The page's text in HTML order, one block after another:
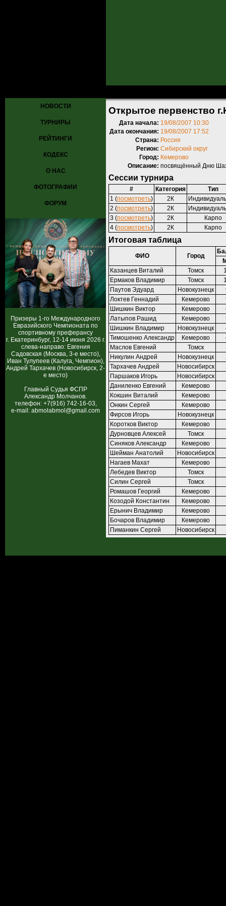
НОВОСТИ
ТУРНИРЫ
РЕЙТИНГИ
КОДЕКС
О НАС
ФОТОГРАФИИ
ФОРУМ
Призеры 1-го Международного
Евразийского Чемпионата по
спортивному преферансу
г. Екатеринбург, 12-14 июня 2026 г.
слева-направо: Евгения
Садовская (Москва, 3-е место),
Иван Тулупеев (Калуга, Чемпион),
Андрей Тархачев (Новосибирск, 2-
е место)
Главный Судья ФСПР
Александр Молчанов.
телефон: +7(916) 742-16-03,
e-mail: abmolabmol@gmail.com
Открытое первенство
Дата начала: 19/08/2007 10:30
Дата окончания: 19/08/2007 17:52
Страна: Россия
Регион: Сибирский округ
Город: Кемерово
Описание: посвящённый Дню
Сессии турнира
# Категория
Тип
1 (посмотреть) 2К
2 (посмотреть) 2К
3 (посмотреть) 2К
Карпо
4 (посмотреть) 2К Карпо
Итоговая таблица
ФИО Город
Казанцев Виталий
Томск
Ермаков Владимир
Томск
Паутов Эдуард
Новокузнецк
Локтев Геннадий
Кемерово
Шишкин Виктор
Кемерово
Латыпов Рашид
Кемерово
Шишкин Владимир
Новокузнецк
Тимошенко Александр
Кемерово
Маслов Евгений
Томск
Никулин Андрей
Новокузнецк
Тархачев Андрей
Новосибирск
Паршаков Игорь
Новосибирск
Даниленко Евгений
Кемерово
Кокшин Виталий
Кемерово
Онкин Сергей
Кемерово
Фирсов Игорь
Новокузнецк
Коротков Виктор
Кемерово
Дурновцев Алексей
Томск
Синяков Александр
Кемерово
Шейман Анатолий
Новосибирск
Нагаев Махат
Кемерово
Лебедев Виктор
Томск
Силин Сергей
Томск
Ромашов Георгий
Кемерово
Козодой Константин
Кемерово
Ерынич Владимир
Кемерово
Бочаров Владимир
Кемерово
Пиманкин Сергей
Новосибирск